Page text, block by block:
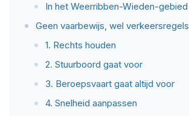
In het Weerribben-Wieden-gebied
Geen vaarbewijs, wel verkeersregels
1. Rechts houden
2. Stuurboord gaat voor
3. Beroepsvaart gaat altijd voor
4. Snelheid aanpassen